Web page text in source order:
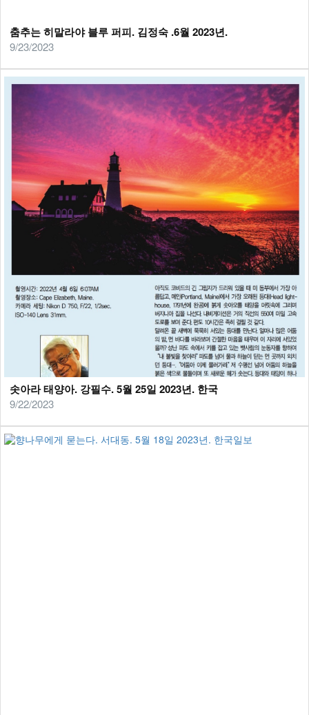
춤추는 히말라야 블루 퍼피. 김정숙 .6월 2023년.
9/23/2023
솟아라 태양아. 강필수. 5월 25일 2023년. 한국
9/22/2023